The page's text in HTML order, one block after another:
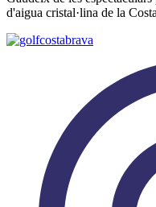
d'aigua cristal·lina de la